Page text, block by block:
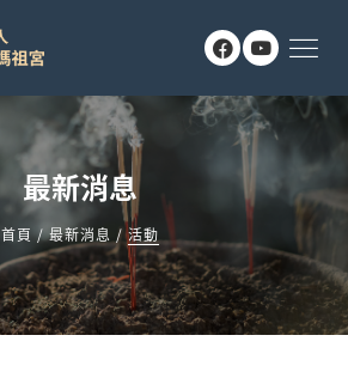
≡
最新消息
首頁/最新消息 /活動